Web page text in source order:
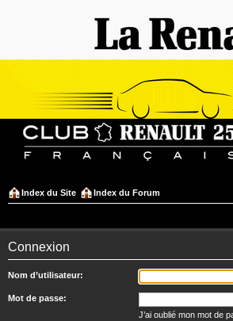
Index du Site Index du Forum
Connexion
Nom d’utilisateur:
Mot de passe:
J’ai oublié mon mot de